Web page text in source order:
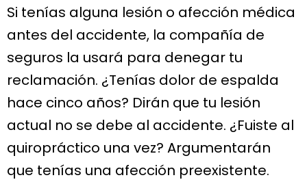
Si tenías alguna lesión o afección médica
antes del accidente, la compañía de
seguros la usará para denegar tu
reclamación. ¿Tenías dolor de espalda
hace cinco años? Dirán que tu lesión
actual no se debe al accidente. ¿Fuiste al
quiropráctico una vez? Argumentarán
que tenías una afección preexistente.